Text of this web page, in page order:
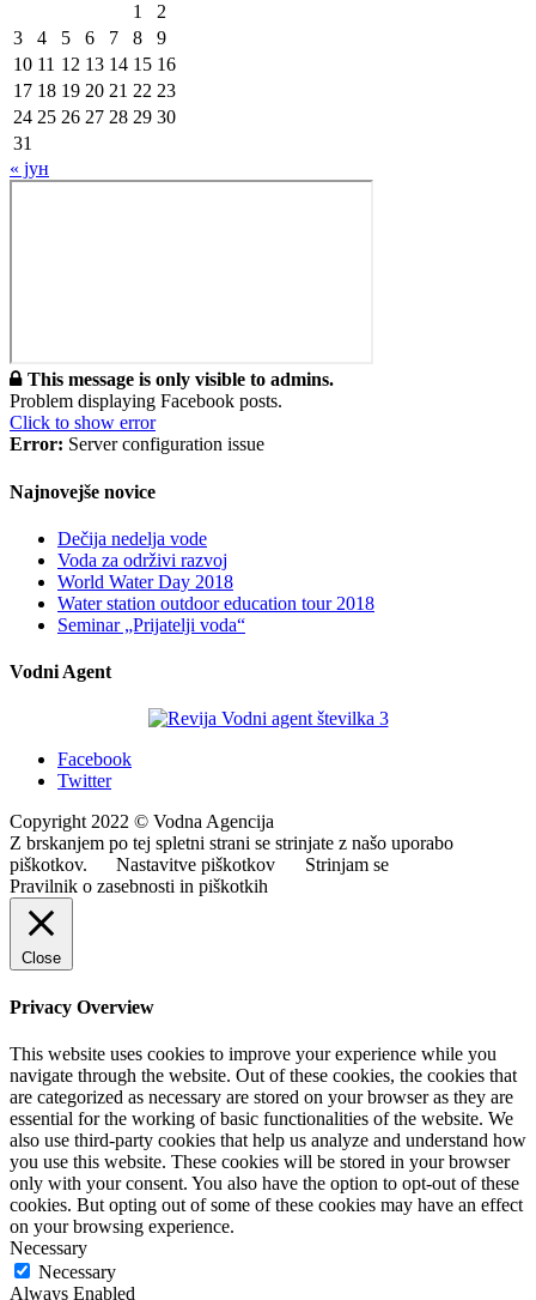
1
2
3
4 5 6 7 8
9
10 11 12 13 14 15 16
17 18 19 20 21 22 23
24 25 26 27 28 29 30
31
« јун
This message is only visible to admins.
Problem displaying Facebook posts.
Click to show error
Error: Server configuration issue
Najnovejše novice
Dečija nedelja vode
Voda za održivi razvoj
World Water Day 2018
Water station outdoor education tour 2018
Seminar „Prijatelji voda“
Vodni Agent
Facebook
Twitter
Copyright 2022 © Vodna Agencija
Z brskanjem po tej spletni strani se strinjate z našo uporabo
piškotkov.
Nastavitve piškotkov
Strinjam se
Pravilnik o zasebnosti in piškotkih
Close
Privacy Overview
This website uses cookies to improve your experience while you
navigate through the website. Out of these cookies, the cookies that
are categorized as necessary are stored on your browser as they are
essential for the working of basic functionalities of the website. We
also use third-party cookies that help us analyze and understand how
you use this website. These cookies will be stored in your browser
only with your consent. You also have the option to opt-out of these
cookies. But opting out of some of these cookies may have an effect
on your browsing experience.
Necessary
Necessary
Always Enabled